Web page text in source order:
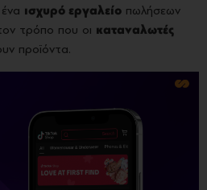
ισχυρό εργαλείο πωλήσεων
τρόπο που οι καταναλωτές
προϊόντα.